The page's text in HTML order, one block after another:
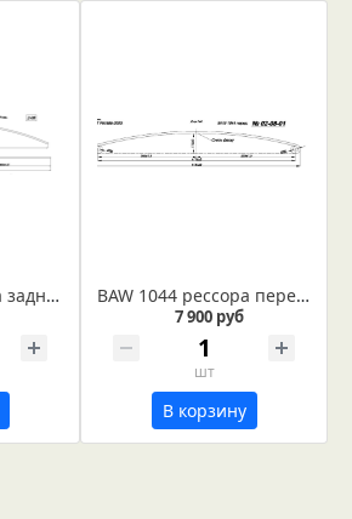
BAW 1044 рессора задняя лист № 2 (Арт. IR 02-06-02) BAW 1044 рессора передняя лист № 1 (Арт. IR 02-08-01)
7 900 руб
шт
В корзину